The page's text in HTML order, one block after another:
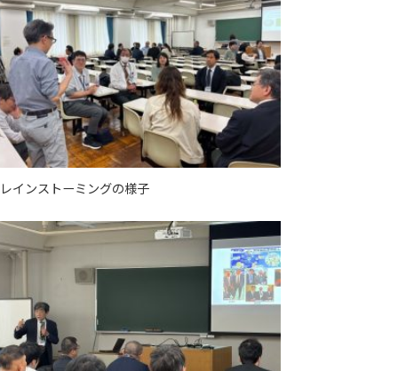
インストーミングの様子